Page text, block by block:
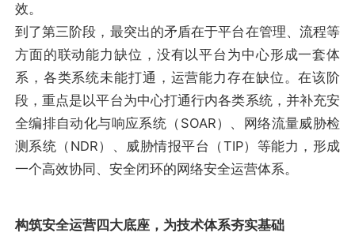
效。
到了第三阶段，最突出的矛盾在于平台在管理、流程等
方面的联动能力缺位，没有以平台为中心形成一套体
系，各类系统未能打通，运营能力存在缺位。在该阶
段，重点是以平台为中心打通行内各类系统，并补充安
全编排自动化与响应系统（SOAR）、网络流量威胁检
测系统（NDR）、威胁情报平台（TIP）等能力，形成
一个高效协同、安全闭环的网络安全运营体系。
构筑安全运营四大底座，为技术体系夯实基础